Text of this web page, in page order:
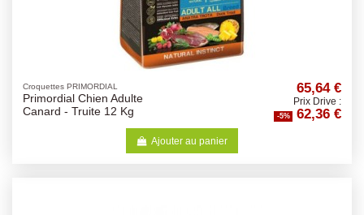
Croquettes PRIMORDIAL
Primordial Chien Adulte
Canard - Truite 12 Kg
65,64 €
Prix Drive :
-5% 62,36 €
Ajouter au panier